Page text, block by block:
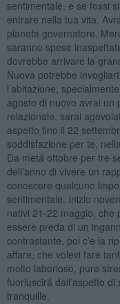
sentimentale, e se fossi
entrare nella tua vita.
pianeta governatore,
saranno spese
dovrebbe arrivare la
Nuova potrebbe
l’abitazione,
agosto di nuovo avrai un
relazionale, sarai
aspetto fino il 22
soddisfazione per te,
Da metá ottobre per tre
dell’anno di vivere un
conoscere qualcuno
sentimentale. Inizio
nativi 21-22 maggio, che
essere preda di un
contrastante, poi c’e la
affare, che volevi fare
molto laborioso, pure
fuoriuscirá dall’aspetto
tranquille.